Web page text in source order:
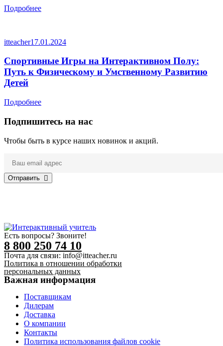
Подробнее
itteacher17.01.2024
Спортивные Игры на Интерактивном Полу:
Путь к Физическому и Умственному Развитию
Детей
Подробнее
Подпишитесь на нас
Чтобы быть в курсе наших новинок и акций.
Отправить
Есть вопросы? Звоните!
8 800 250 74 10
Почта для связи: info@itteacher.ru
Политика в отношении обработки
персональных данных
Важная информация
Поставщикам
Дилерам
Доставка
О компании
Контакты
Политика использования файлов cookie